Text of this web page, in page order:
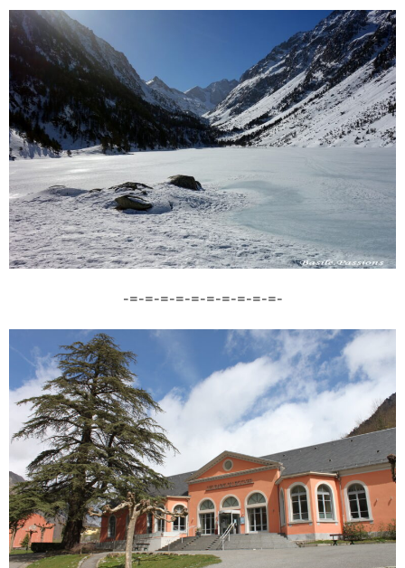
-=-=-=-=-=-=-=-=-=-=-